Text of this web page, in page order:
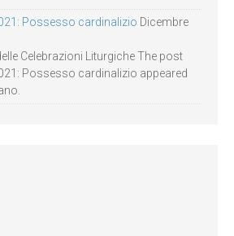
Possesso cardinalizio Dicembre
Celebrazioni Liturgiche The post
Possesso cardinalizio appeared